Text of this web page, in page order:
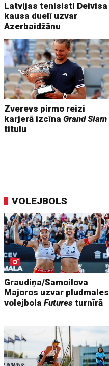
Latvijas tenisisti Deivisa
kausa duelī uzvar
Azerbaidžānu
Zverevs pirmo reizi
karjerā izcīnaGrand Slam
titulu
VOLEJBOLS
Graudiņa/Samoilova
Majoros uzvar pludmales
volejbolaFutures turnīrā